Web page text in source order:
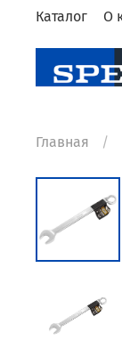
Каталог О
Главная